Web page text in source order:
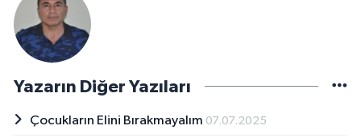
Yazarın Diğer Yazıları
Çocukların Elini Bırakmayalım 07.07.2025